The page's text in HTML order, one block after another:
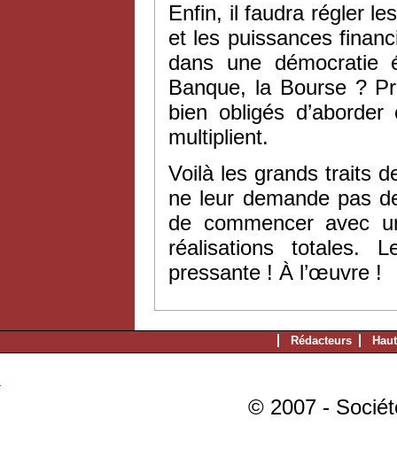
Enfin, il faudra régler
et les puissances
dans une
Banque, la Bourse ?
bien obligés
multiplient.
Voilà les grands traits
ne leur demande pas
de commencer avec
réalisations totales.
pressante ! À l’œuvre !
Rédacteurs
© 2007 -